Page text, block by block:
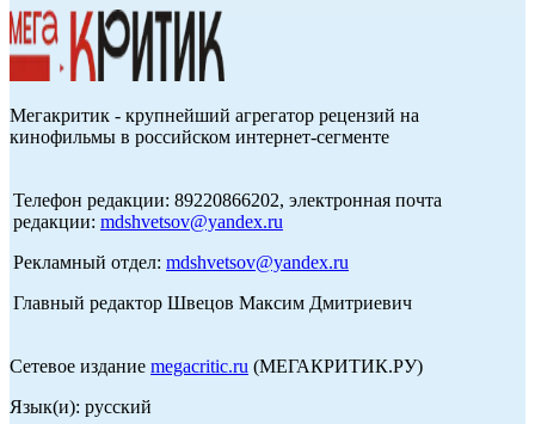
Мегакритик - крупнейший агрегатор рецензий на
кинофильмы в российском интернет-сегменте
Телефон редакции: 89220866202, электронная почта
редакции: mdshvetsov@yandex.ru
Рекламный отдел: mdshvetsov@yandex.ru
Главный редактор Швецов Максим Дмитриевич
Сетевое издание megacritic.ru (МЕГАКРИТИК.РУ)
Язык(и): русский